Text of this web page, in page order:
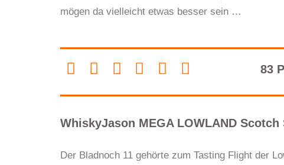
mögen da vielleicht etwas besser sein …
83
WhiskyJason MEGA LOWLAND
Der Bladnoch 11 gehörte zum Tasting Flight der